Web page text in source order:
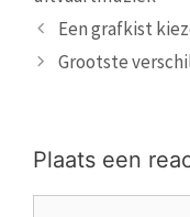
Een grafkist
Grootste
Plaats een